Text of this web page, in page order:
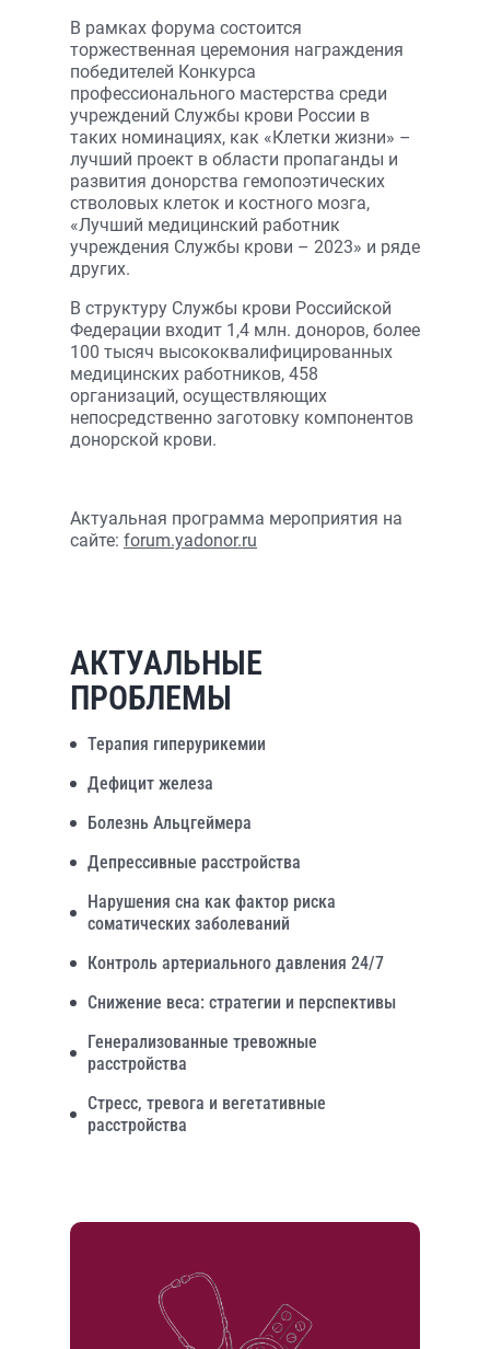
В рамках форума состоится
торжественная церемония награждения
победителей Конкурса
профессионального мастерства среди
учреждений Службы крови России в
таких номинациях, как «Клетки жизни» –
лучший проект в области пропаганды и
развития донорства гемопоэтических
стволовых клеток и костного мозга,
«Лучший медицинский работник
учреждения Службы крови – 2023» и ряде
других.
В структуру Службы крови Российской
Федерации входит 1,4 млн. доноров, более
100 тысяч высококвалифицированных
медицинских работников, 458
организаций, осуществляющих
непосредственно заготовку компонентов
донорской крови.
Актуальная программа мероприятия на
сайте: forum.yadonor.ru
АКТУАЛЬНЫЕ
ПРОБЛЕМЫ
Терапия гиперурикемии
Дефицит железа
Болезнь Альцгеймера
Депрессивные расстройства
Нарушения сна как фактор риска
соматических заболеваний
Контроль артериального давления 24/7
Снижение веса: стратегии и перспективы
Генерализованные тревожные
расстройства
Стресс, тревога и вегетативные
расстройства